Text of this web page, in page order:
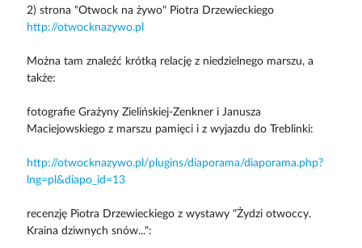
2) strona "Otwock na żywo" Piotra Drzewieckiego
http://otwocknazywo.pl
Można tam znaleźć krótką relację z niedzielnego marszu, a
także:
fotografie Grażyny Zielińskiej-Zenkner i Janusza
Maciejowskiego z marszu pamięci i z wyjazdu do Treblinki:
http://otwocknazywo.pl/plugins/diaporama/diaporama.php?
lng=pl&diapo_id=13
recenzję Piotra Drzewieckiego z wystawy "Żydzi otwoccy.
Kraina dziwnych snów...":